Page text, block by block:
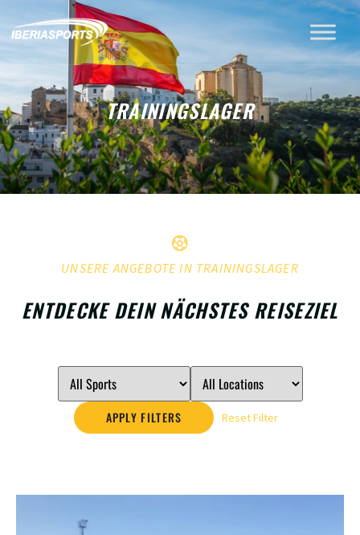
TRAININGSLAGER
UNSERE ANGEBOTE IN TRAININGSLAGER
ENTDECKE DEIN NÄCHSTES REISEZIEL
APPLY FILTERS Reset Filter